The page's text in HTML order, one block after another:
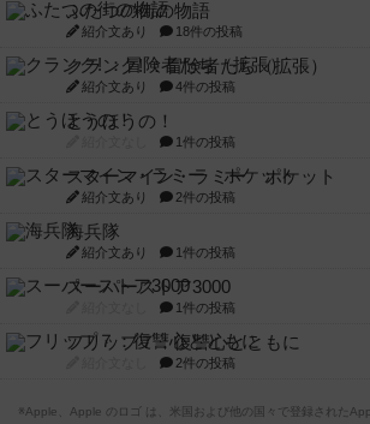
ふたつの街の物語
紹介文あり 18件の投稿
クランク! ：冒険者たち（拡張）
紹介文あり 4件の投稿
とうほうの！
1件の投稿
スターマイン・ラミー ポケット
紹介文あり 2件の投稿
海兵隊
紹介文あり 1件の投稿
スーパーストア3000
1件の投稿
フリップ７：復讐心とともに
2件の投稿
※Apple、Apple のロゴ は、米国および他の国々で登録された